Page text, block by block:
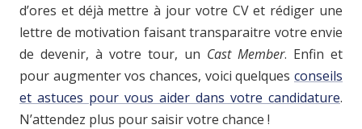
d’ores et déjà mettre à jour votre CV et rédiger une
lettre de motivation faisant transparaitre votre envie
de devenir, à votre tour, un Cast Member. Enfin et
pour augmenter vos chances, voici quelques conseils
et astuces pour vous aider dans votre candidature.
N’attendez plus pour saisir votre chance !